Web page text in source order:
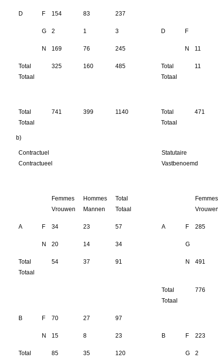
D F 154 83 237
G 2 1 3 D F
N 169 76 245 N 11
Total
Totaal
325 160 485
Total
Totaal
11
Total
Totaal
741 399 1140
Total
Totaal
471
b)
Contractuel
Contractueel
Statutaire
Vastbenoemd
Femmes
Vrouwen
Hommes
Mannen
Total
Totaal
Femmes
A F 34 23 57 A F 285
N 20 14 34 G
Total
Totaal
54 37 91 N 491
Total
Totaal
776
B F 70 27 97
N 15 8 23 B F 223
Total
85 35 120 G 2